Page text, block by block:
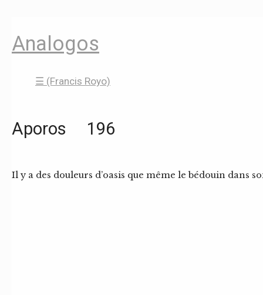
Analogos
☰ (Francis Royo)
Aporos 196
Il y a des douleurs d’oasis que même le bédouin dans